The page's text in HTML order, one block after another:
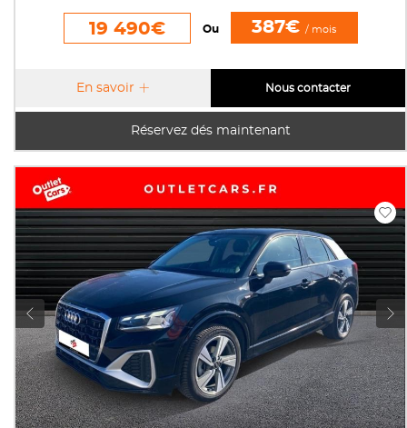
19 490€ Ou 387€ / mois
Réservez dés maintenant
En savoir Nous contacter